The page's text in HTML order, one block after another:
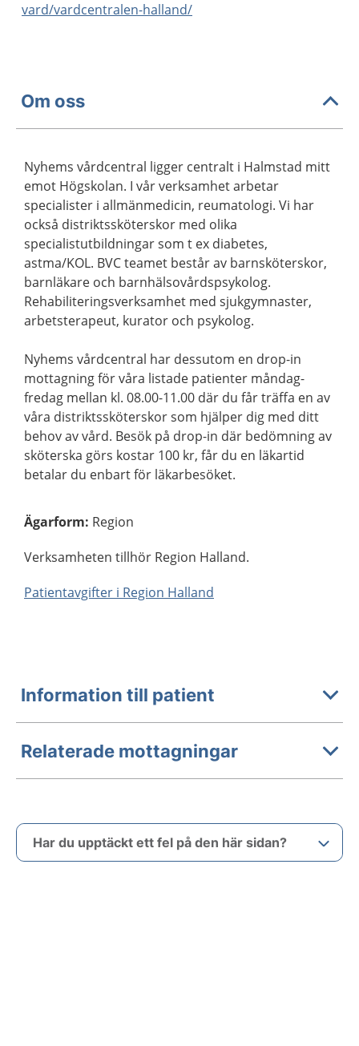
vard/vardcentralen-halland/
Om oss
Nyhems vårdcentral ligger centralt i Halmstad mitt
emot Högskolan. I vår verksamhet arbetar
specialister i allmänmedicin, reumatologi. Vi har
också distriktssköterskor med olika
specialistutbildningar som t ex diabetes,
astma/KOL. BVC teamet består av barnsköterskor,
barnläkare och barnhälsovårdspsykolog.
Rehabiliteringsverksamhet med sjukgymnaster,
arbetsterapeut, kurator och psykolog.
Nyhems vårdcentral har dessutom en drop-in
mottagning för våra listade patienter måndag-
fredag mellan kl. 08.00-11.00 där du får träffa en av
våra distriktssköterskor som hjälper dig med ditt
behov av vård. Besök på drop-in där bedömning av
sköterska görs kostar 100 kr, får du en läkartid
betalar du enbart för läkarbesöket.
Ägarform: Region
Verksamheten tillhör Region Halland.
Patientavgifter i Region Halland
Information till patient
Relaterade mottagningar
Har du upptäckt ett fel på den här sidan?